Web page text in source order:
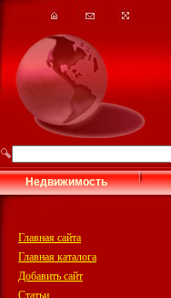
Недвижимость
Главная сайта
Главная каталога
Добавить сайт
Статьи